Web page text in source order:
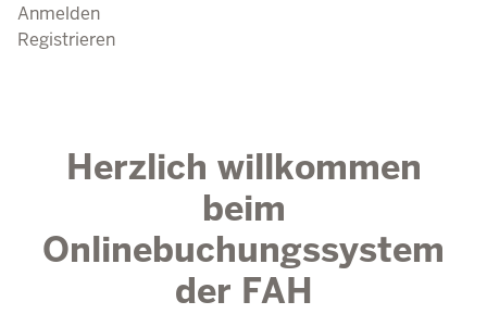
Anmelden
Registrieren
Herzlich willkommen
beim
Onlinebuchungssystem
der FAH